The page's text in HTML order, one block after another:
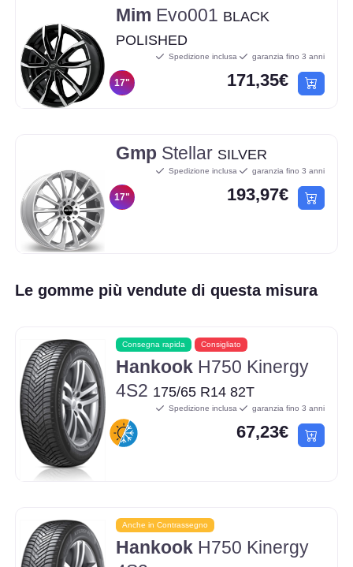
Mim Evo001 BLACK
POLISHED
17"
Spedizione inclusa garanzia fino 3 anni
171,35€
Gmp Stellar SILVER
17"
Spedizione inclusa garanzia fino 3 anni
193,97€
Le gomme più vendute di questa misura
Consegna rapida Consigliato
Hankook H750 Kinergy
4S2 175/65 R14 82T
Spedizione inclusa garanzia fino 3 anni
67,23€
Anche in Contrassegno
Hankook H750 Kinergy